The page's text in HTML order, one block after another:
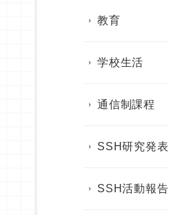
教育
学校生活
通信制課程
SSH研究発表
SSH活動報告